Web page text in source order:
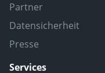
Partner
Datensicherheit
Presse
Services